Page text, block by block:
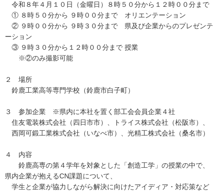
令和８年４月１０日（金曜日）８時５０分から１２時００分まで
① ８時５０分から ９時００分まで オリエンテーション
② ９時００分から ９時３０分まで 県及び企業からのプレゼンテ
ーション
③ ９時３０分から１２時００分まで 授業
※②のみ撮影可能
２ 場所
鈴鹿工業高等専門学校（鈴鹿市白子町）
３ 参加企業 ※県内に本社を置く部工会会員企業４社
住友電装株式会社（四日市市）、トライス株式会社（松阪市）、
西岡可鍛工業株式会社（いなべ市）、光精工株式会社（桑名市）
４ 内容
鈴鹿高専の第４学年を対象とした「創造工学」の授業の中で、
県内企業が抱えるCN課題について、
学生と企業が協力しながら解決に向けたアイディア・対応策など